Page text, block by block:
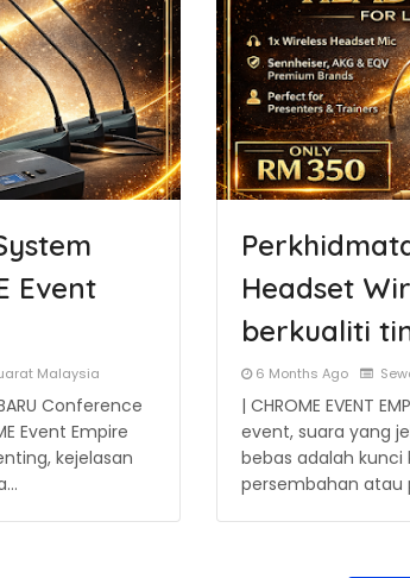
Event
Malaysia
Conference
Event Empire
kejelasan
Headset
berkualiti
6 Months Ago
| CHROME EVENT
event, suara yang
bebas adalah kunci
persembahan atau